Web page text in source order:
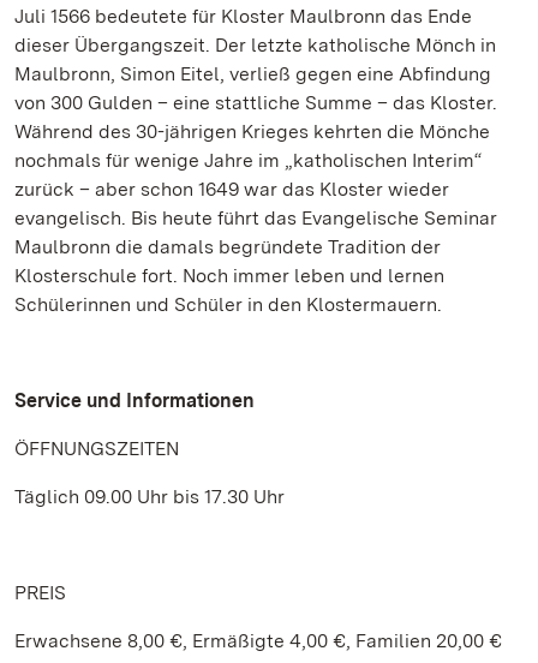
Juli 1566 bedeutete für Kloster Maulbronn das Ende
dieser Übergangszeit. Der letzte katholische Mönch in
Maulbronn, Simon Eitel, verließ gegen eine Abfindung
von 300 Gulden – eine stattliche Summe – das Kloster.
Während des 30-jährigen Krieges kehrten die Mönche
nochmals für wenige Jahre im „katholischen Interim“
zurück – aber schon 1649 war das Kloster wieder
evangelisch. Bis heute führt das Evangelische Seminar
Maulbronn die damals begründete Tradition der
Klosterschule fort. Noch immer leben und lernen
Schülerinnen und Schüler in den Klostermauern.
Service und Informationen
ÖFFNUNGSZEITEN
Täglich 09.00 Uhr bis 17.30 Uhr
PREIS
Erwachsene 8,00 €, Ermäßigte 4,00 €, Familien 20,00 €